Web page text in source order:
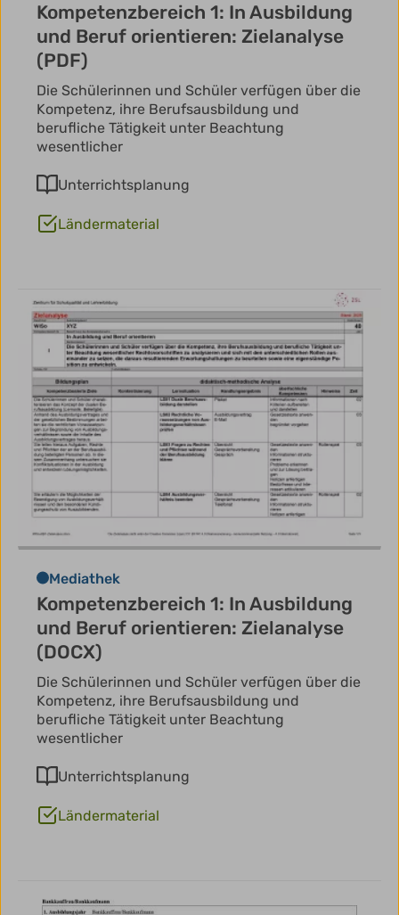
Kompetenzbereich 1: In Ausbildung
und Beruf orientieren: Zielanalyse
(PDF)
Die Schülerinnen und Schüler verfügen über die
Kompetenz, ihre Berufsausbildung und
berufliche Tätigkeit unter Beachtung
wesentlicher
Unterrichtsplanung
Ländermaterial
Mediathek
Kompetenzbereich 1: In Ausbildung
und Beruf orientieren: Zielanalyse
(DOCX)
Die Schülerinnen und Schüler verfügen über die
Kompetenz, ihre Berufsausbildung und
berufliche Tätigkeit unter Beachtung
wesentlicher
Unterrichtsplanung
Ländermaterial